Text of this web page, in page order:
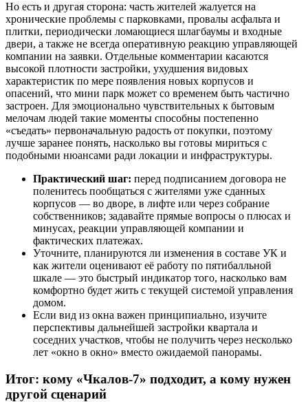
Но есть и другая сторона: часть жителей жалуется на
хронические проблемы с парковками, провалы асфальта и
плитки, периодически ломающиеся шлагбаумы и входные
двери, а также не всегда оперативную реакцию управляющей
компании на заявки. Отдельные комментарии касаются
высокой плотности застройки, ухудшения видовых
характеристик по мере появления новых корпусов и
опасений, что мини парк может со временем быть частично
застроен. Для эмоционально чувствительных к бытовым
мелочам людей такие моменты способны постепенно
«съедать» первоначальную радость от покупки, поэтому
лучше заранее понять, насколько вы готовы мириться с
подобными нюансами ради локации и инфраструктуры.
Практический шаг: перед подписанием договора не
поленитесь пообщаться с жителями уже сданных
корпусов — во дворе, в лифте или через собрание
собственников; задавайте прямые вопросы о плюсах и
минусах, реакции управляющей компании и
фактических платежах.
Уточните, планируются ли изменения в составе УК и
как жители оценивают её работу по пятибалльной
шкале — это быстрый индикатор того, насколько вам
комфортно будет жить с текущей системой управления
домом.
Если вид из окна важен принципиально, изучите
перспективы дальнейшей застройки квартала и
соседних участков, чтобы не получить через несколько
лет «окно в окно» вместо ожидаемой панорамы.
Итог: кому «Чкалов-7» подходит, а кому нужен
другой сценарий